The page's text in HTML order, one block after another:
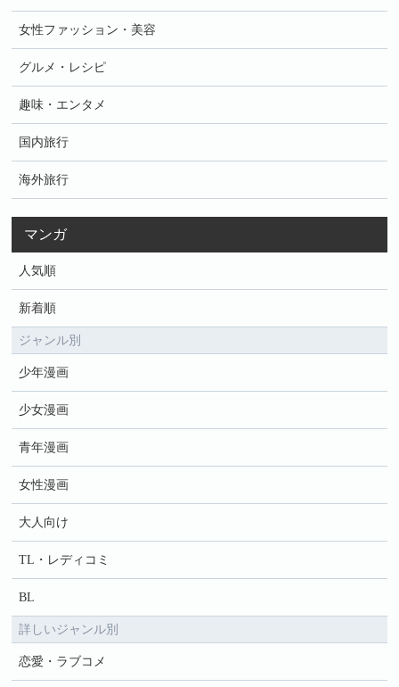
女性ファッション・美容
グルメ・レシピ
趣味・エンタメ
国内旅行
海外旅行
マンガ
人気順
新着順
ジャンル別
少年漫画
少女漫画
青年漫画
女性漫画
大人向け
TL・レディコミ
BL
詳しいジャンル別
恋愛・ラブコメ